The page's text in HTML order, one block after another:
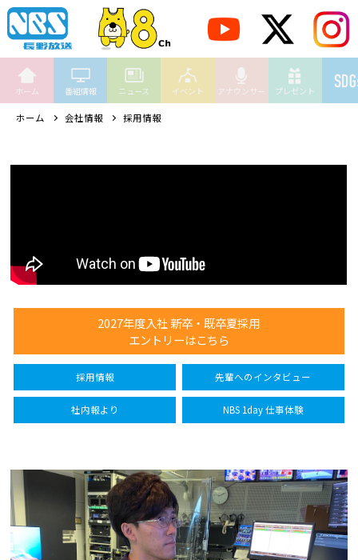
ホーム 番組情報 ニュース イベント アナウンサー プレゼント
ホーム 会社情報 採用情報
2027年度入社 新卒・既卒夏採用
エントリーはこちら
採用情報 先輩へのインタビュー
社内報より NBS 1day 仕事体験